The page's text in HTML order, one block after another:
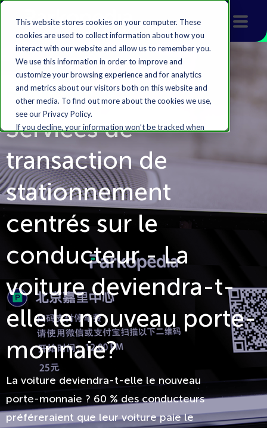
This website stores cookies on your computer. These
cookies are used to collect information about how you
interact with our website and allow us to remember you.
We use this information in order to improve and
customize your browsing experience and for analytics
and metrics about our visitors both on this website and
other media. To find out more about the cookies we use,
see our Privacy Policy.
If you decline, your information won’t be tracked when
you visit this website. A single cookie will be used in your
browser to remember your preference not to be
tracked.
Accept Decline
Featured Article
Services de
transaction de
stationnement
centrés sur le
conducteur - La
voiture deviendra-t-
elle le nouveau porte-
monnaie?
La voiture deviendra-t-elle le nouveau
porte-monnaie ? 60 % des conducteurs
préféreraient que leur voiture paie le